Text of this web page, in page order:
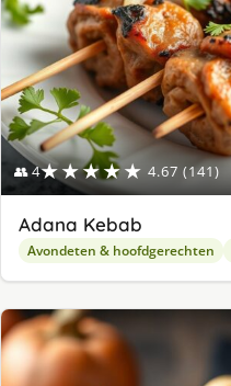
👥 4★★★★★ 4.67 (141)
Adana Kebab
Avondeten & hoofdgerechten